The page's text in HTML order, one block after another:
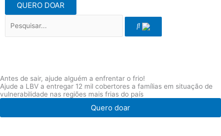
QUERO DOAR
Antes de sair, ajude alguém a enfrentar o frio!
Ajude a LBV a entregar 12 mil cobertores a famílias em situação de
vulnerabilidade nas regiões mais frias do país
Quero doar